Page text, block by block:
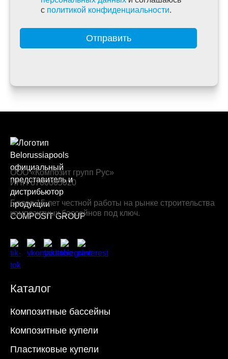
c политикой конфиденциальности.
Отправить
ООО «Композит групп Рус»
ИНН 6700005020
Более 15 лет честной работы на рынке строительства
композитных бассейнов под ключ.
Каталог
Композитные бассейны
Композитные купели
Пластиковые купели